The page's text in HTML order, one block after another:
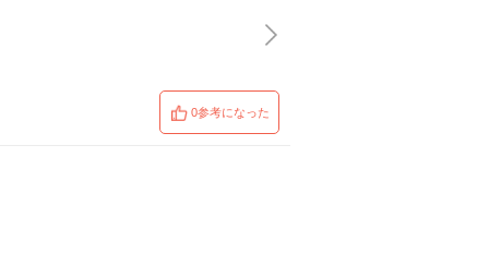
0参考になった